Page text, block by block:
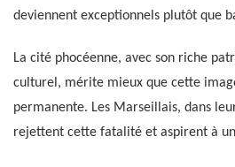
deviennent exceptionnels plutôt que
La cité phocéenne, avec son riche
culturel, mérite mieux que cette
permanente. Les Marseillais, dans
rejettent cette fatalité et aspirent à